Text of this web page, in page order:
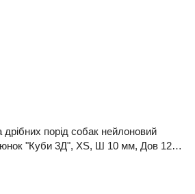
дрібних порід собак нейлоновий
"Куби 3Д", XS, Ш 10 мм, Дов 122